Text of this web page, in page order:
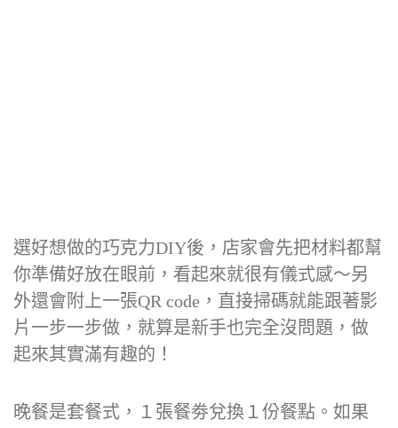
選好想做的巧克力DIY後，店家會先把材料都幫
你準備好放在眼前，看起來就很有儀式感～另
外還會附上一張QR code，直接掃碼就能跟著影
片一步一步做，就算是新手也完全沒問題，做
起來其實滿有趣的！
晚餐是套餐式，１張餐劵兌換１份餐點。如果